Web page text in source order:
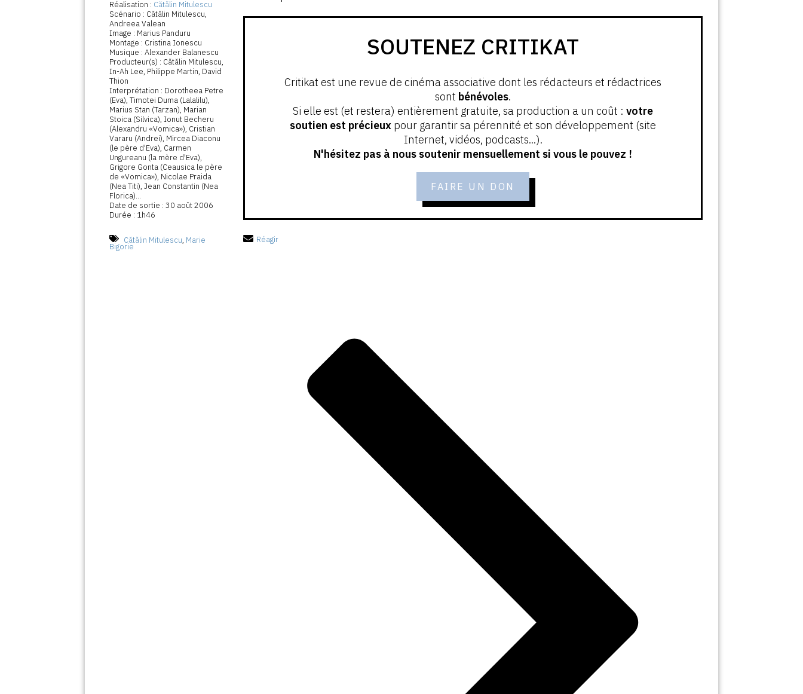
Réalisation : Cătălin Mitulescu
Scénario : Cătălin Mitulescu,
Andreea Valean
Image : Marius Panduru
Montage : Cristina Ionescu
Musique : Alexander Balanescu
Producteur(s) : Cătălin Mitulescu,
In-Ah Lee, Philippe Martin, David
Thion
Interprétation : Dorotheea Petre
(Eva), Timotei Duma (Lalalilu),
Marius Stan (Tarzan), Marian
Stoica (Silvica), Ionut Becheru
(Alexandru «Vomica»), Cristian
Vararu (Andrei), Mircea Diaconu
(le père d'Eva), Carmen
Ungureanu (la mère d'Eva),
Grigore Gonta (Ceausica le père
de «Vomica»), Nicolae Praida
(Nea Titi), Jean Constantin (Nea
Florica)...
Date de sortie : 30 août 2006
Durée : 1h46
Cătălin Mitulescu, Marie
Bigorie
SOUTENEZ CRITIKAT
Critikat est une revue de cinéma associative dont les rédacteurs et rédactrices
sont bénévoles.
Si elle est (et restera) entièrement gratuite, sa production a un coût : votre
soutien est précieux pour garantir sa pérennité et son développement (site
Internet, vidéos, podcasts...).
N'hésitez pas à nous soutenir mensuellement si vous le pouvez !
FAIRE UN DON
Réagir